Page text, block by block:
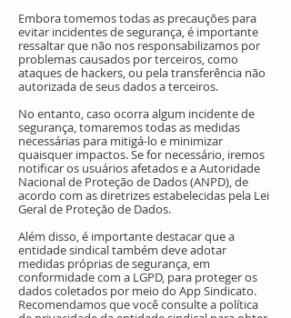
Embora tomemos todas as precauções para
evitar incidentes de segurança, é importante
ressaltar que não nos responsabilizamos por
problemas causados por terceiros, como
ataques de hackers, ou pela transferência não
autorizada de seus dados a terceiros.
No entanto, caso ocorra algum incidente de
segurança, tomaremos todas as medidas
necessárias para mitigá-lo e minimizar
quaisquer impactos. Se for necessário, iremos
notificar os usuários afetados e a Autoridade
Nacional de Proteção de Dados (ANPD), de
acordo com as diretrizes estabelecidas pela Lei
Geral de Proteção de Dados.
Além disso, é importante destacar que a
entidade sindical também deve adotar
medidas próprias de segurança, em
conformidade com a LGPD, para proteger os
dados coletados por meio do App Sindicato.
Recomendamos que você consulte a política